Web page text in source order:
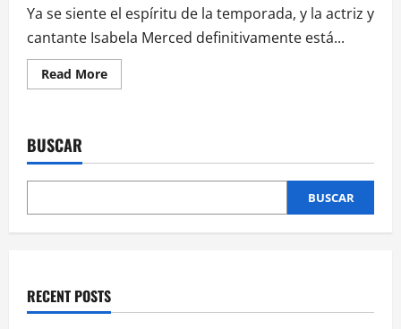
Ya se siente el espíritu de la temporada, y la actriz y
cantante Isabela Merced definitivamente está...
Read MoreRead
more
de
Merced
directora
una
del
R&B
BUSCAR
BUSCAR
RECENT POSTS